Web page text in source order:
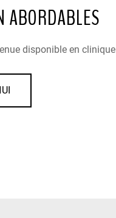
ABORDABLES
disponible en